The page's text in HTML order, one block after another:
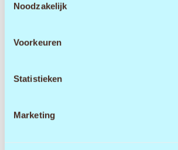
Noodzakelijk
Voorkeuren
Statistieken
Marketing